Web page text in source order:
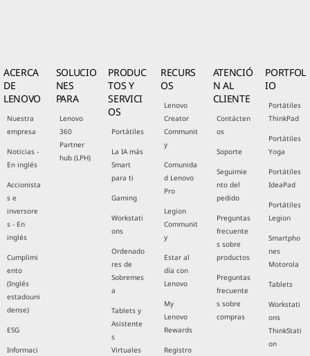
ACERCA
DE
LENOVO
Nuestra
empresa
Noticias -
En inglés
Accionista
s e
inversore
s - En
inglés
Cumplimi
ento
(Inglés
estadouni
dense)
ESG
Informaci
SOLUCIO
NES
PARA
Lenovo
360
Partner
hub (LPH)
PRODUC
TOS Y
SERVICI
OS
Portátiles
La IA más
Smart
para ti
Gaming
Workstati
ons
Ordenado
res de
Sobremes
a
Tablets y
Asistente
s
Virtuales
RECURS
OS
Lenovo
Creator
Communit
y
Comunida
d Lenovo
Pro
Legion
Communit
y
Estar al
día con
Lenovo
My
Lenovo
Rewards
Registro
ATENCIÓ
N AL
CLIENTE
Contácten
os
Soporte
Seguimie
nto del
pedido
Preguntas
frecuente
s sobre
productos
Preguntas
frecuente
s sobre
compras
PORTFOL
IO
Portátiles
ThinkPad
Portátiles
Yoga
Portátiles
IdeaPad
Portátiles
Legion
Smartpho
nes
Motorola
Tablets
Workstati
ons
ThinkStati
on